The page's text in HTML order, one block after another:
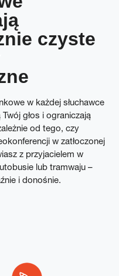
czyste
w każdej słuchawce
głos i ograniczają
od tego, czy
w zatłoczonej
z przyjacielem w
lub tramwaju –
i donośnie.